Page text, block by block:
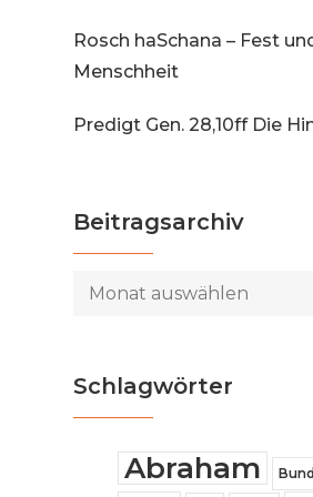
Rosch haSchana – Fest
Menschheit
Predigt Gen. 28,10ff Die
Beitragsarchiv
Beitragsarchiv
Schlagwörter
Abraham Bund